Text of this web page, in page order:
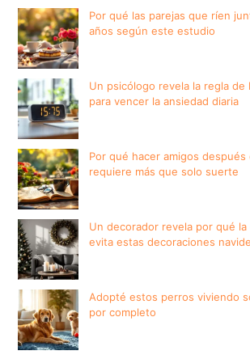
Por qué las parejas que ríen
años según este estudio
Un psicólogo revela la regla de
para vencer la ansiedad diaria
Por qué hacer amigos después
requiere más que solo suerte
Un decorador revela por qué
evita estas decoraciones
Adopté estos perros viviendo
por completo